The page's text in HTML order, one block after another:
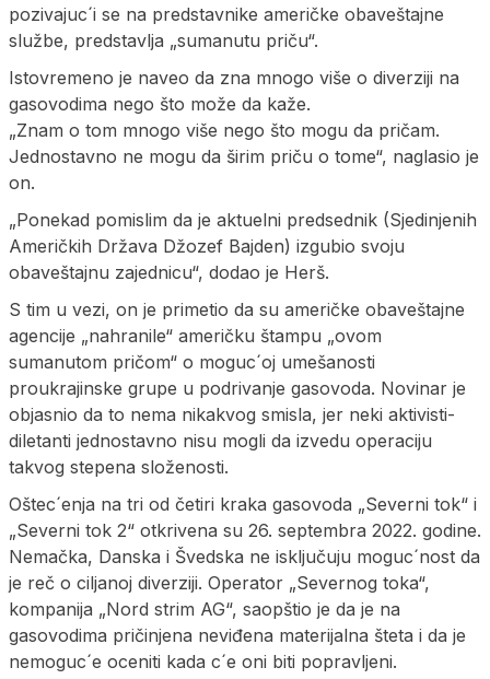
pozivajuc´i se na predstavnike američke obaveštajne
službe, predstavlja „sumanutu priču“.
Istovremeno je naveo da zna mnogo više o diverziji na
gasovodima nego što može da kaže.
„Znam o tom mnogo više nego što mogu da pričam.
Jednostavno ne mogu da širim priču o tome“, naglasio je
on.
„Ponekad pomislim da je aktuelni predsednik (Sjedinjenih
Američkih Država Džozef Bajden) izgubio svoju
obaveštajnu zajednicu“, dodao je Herš.
S tim u vezi, on je primetio da su američke obaveštajne
agencije „nahranile“ američku štampu „ovom
sumanutom pričom“ o moguc´oj umešanosti
proukrajinske grupe u podrivanje gasovoda. Novinar je
objasnio da to nema nikakvog smisla, jer neki aktivisti-
diletanti jednostavno nisu mogli da izvedu operaciju
takvog stepena složenosti.
Oštec´enja na tri od četiri kraka gasovoda „Severni tok“ i
„Severni tok 2“ otkrivena su 26. septembra 2022. godine.
Nemačka, Danska i Švedska ne isključuju moguc´nost da
je reč o ciljanoj diverziji. Operator „Severnog toka“,
kompanija „Nord strim AG“, saopštio je da je na
gasovodima pričinjena neviđena materijalna šteta i da je
nemoguc´e oceniti kada c´e oni biti popravljeni.